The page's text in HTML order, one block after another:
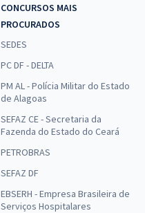
CONCURSOS MAIS
PROCURADOS
SEDES
PC DF - DELTA
PM AL - Polícia Militar do Estado
de Alagoas
SEFAZ CE - Secretaria da
Fazenda do Estado do Ceará
PETROBRAS
SEFAZ DF
EBSERH - Empresa Brasileira de
Serviços Hospitalares